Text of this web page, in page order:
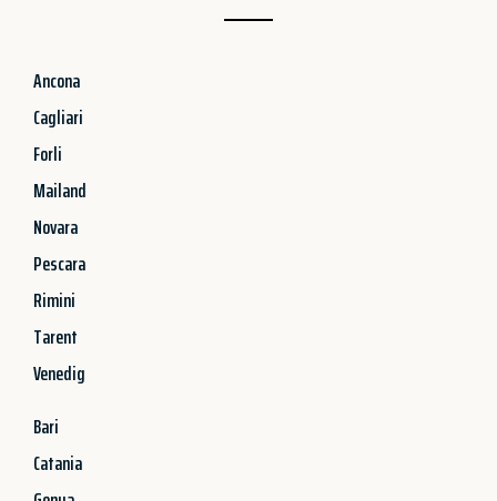
Ancona
Cagliari
Forli
Mailand
Novara
Pescara
Rimini
Tarent
Venedig
Bari
Catania